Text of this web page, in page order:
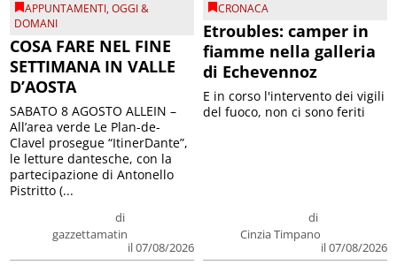
APPUNTAMENTI,OGGI &
DOMANI
COSA FARE NEL FINE
SETTIMANA IN VALLE
D’AOSTA
di
gazzettamatin
il 07/08/2026
SABATO 8 AGOSTO ALLEIN –
All’area verde Le Plan-de-
Clavel prosegue “ItinerDante”,
le letture dantesche, con la
partecipazione di Antonello
Pistritto (...
CRONACA
Etroubles: camper in
fiamme nella galleria
di Echevennoz
di
Cinzia Timpano
il 07/08/2026
E in corso l'intervento dei vigili
del fuoco, non ci sono feriti